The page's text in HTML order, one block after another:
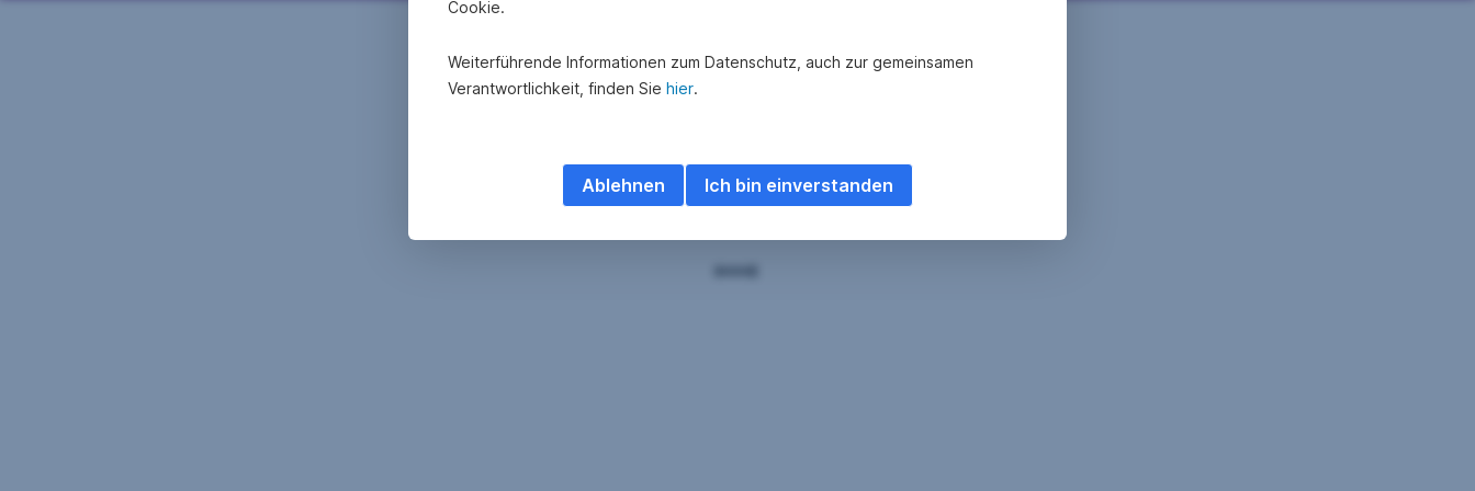
Cookie.
Weiterführende Informationen zum Datenschutz, auch zur gemeinsamen
Verantwortlichkeit, finden Sie hier.
Ich bin einverstanden
Ablehnen